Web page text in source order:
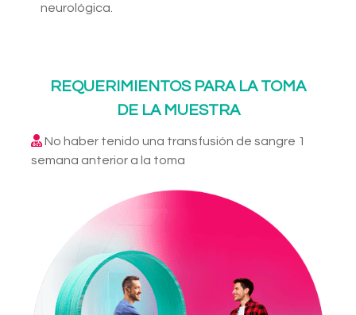
neurológica.
REQUERIMIENTOS PARA LA TOMA
DE LA MUESTRA
No haber tenido una transfusión de sangre 1
semana anterior a la toma